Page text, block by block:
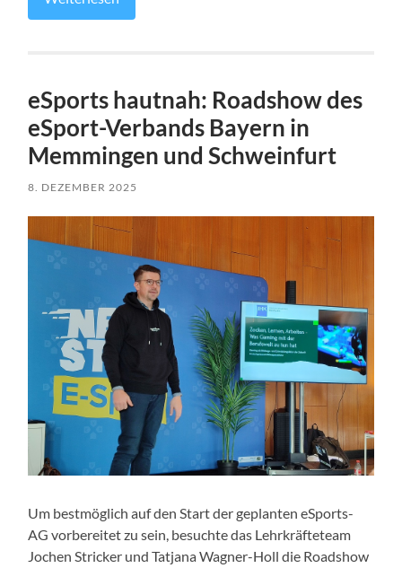
eSports hautnah: Roadshow des
eSport-Verbands Bayern in
Memmingen und Schweinfurt
8. DEZEMBER 2025
Um bestmöglich auf den Start der geplanten eSports-
AG vorbereitet zu sein, besuchte das Lehrkräfteteam
Jochen Stricker und Tatjana Wagner-Holl die Roadshow